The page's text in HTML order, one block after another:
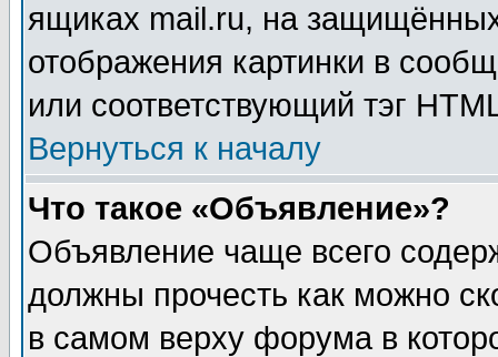
ящиках mail.ru, на
отображения картинки в
или соответствующий тэг
Вернуться к началу
Что такое «Объявление»?
Объявление чаще всего
должны прочесть как можно
в самом верху форума в